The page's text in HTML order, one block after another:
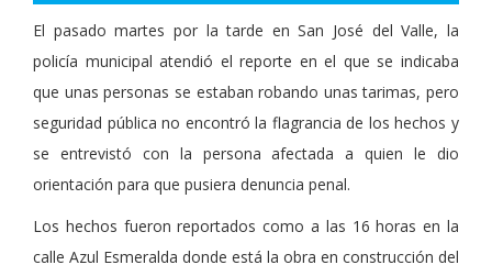
El pasado martes por la tarde en San José del Valle, la
policía municipal atendió el reporte en el que se indicaba
que unas personas se estaban robando unas tarimas, pero
seguridad pública no encontró la flagrancia de los hechos y
se entrevistó con la persona afectada a quien le dio
orientación para que pusiera denuncia penal.
Los hechos fueron reportados como a las 16 horas en la
calle Azul Esmeralda donde está la obra en construcción del